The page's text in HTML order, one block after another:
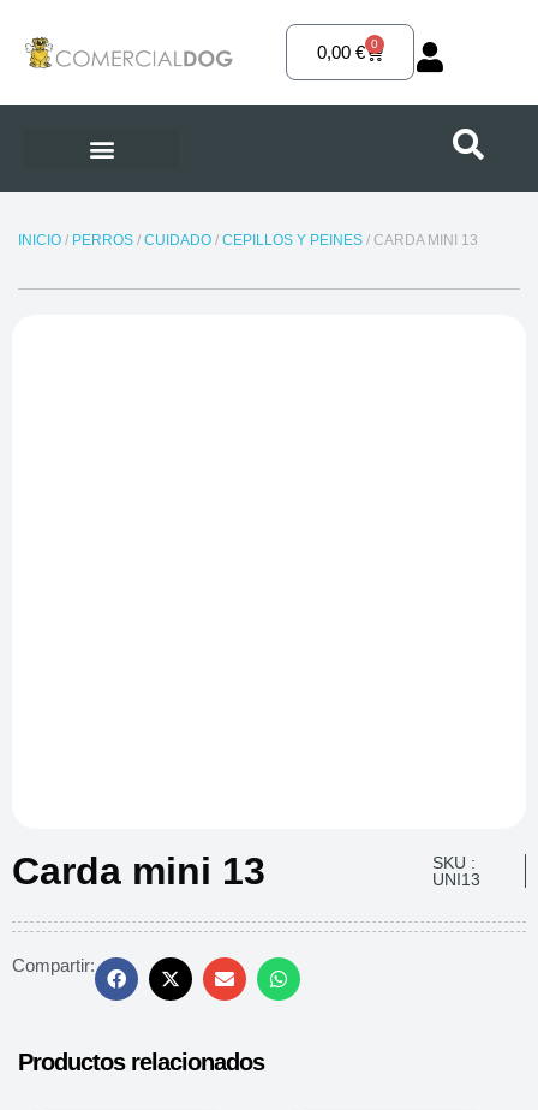
contenido
0,00€ 0
Carrito
INICIO/ PERROS/ CUIDADO/ CEPILLOS Y PEINES/ CARDA MINI 13
Carda mini 13
SKU :
UNI13
Compartir:
Productos relacionados